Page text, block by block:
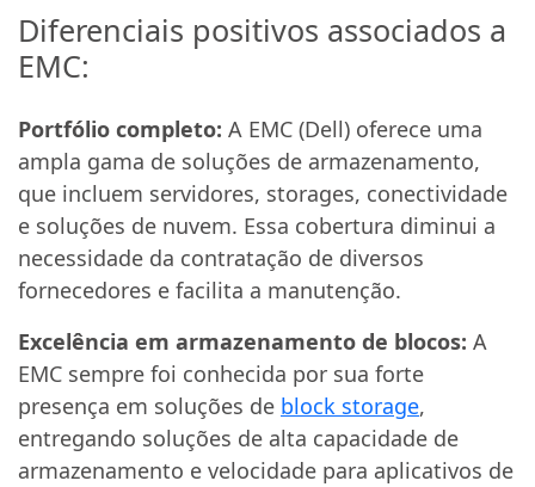
Diferenciais positivos associados a
EMC:
Portfólio completo: A EMC (Dell) oferece uma
ampla gama de soluções de armazenamento,
que incluem servidores, storages, conectividade
e soluções de nuvem. Essa cobertura diminui a
necessidade da contratação de diversos
fornecedores e facilita a manutenção.
Excelência em armazenamento de blocos: A
EMC sempre foi conhecida por sua forte
presença em soluções de block storage,
entregando soluções de alta capacidade de
armazenamento e velocidade para aplicativos de